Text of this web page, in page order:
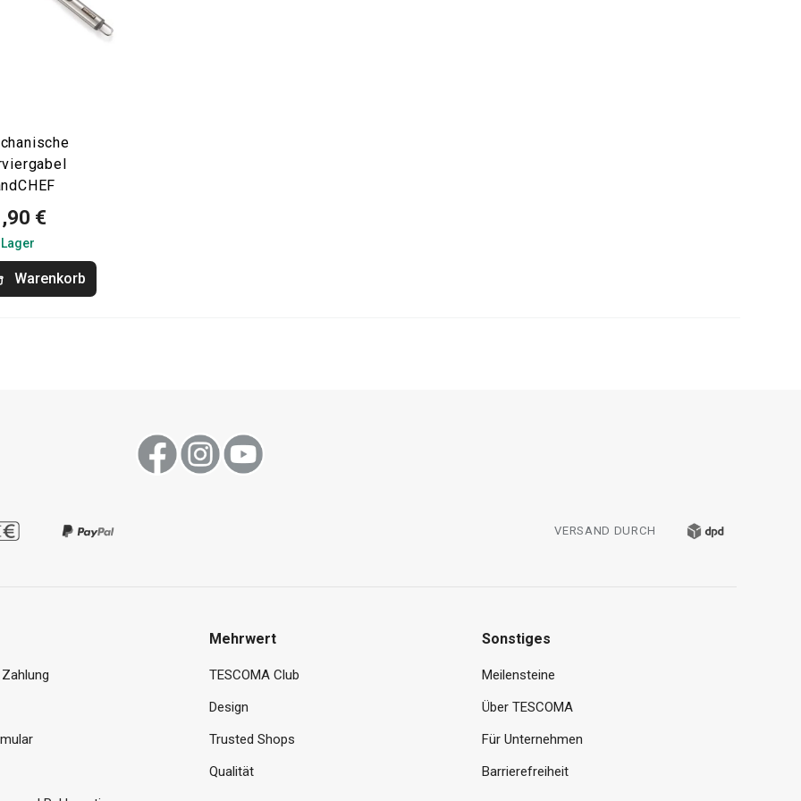
€
Warenkorb
VERSAND DURCH
Mehrwert
TESCOMA Club
Design
Trusted Shops
Qualität
Sonstiges
Meilensteine
Über TESCOMA
Für Unternehmen
Barrierefreiheit